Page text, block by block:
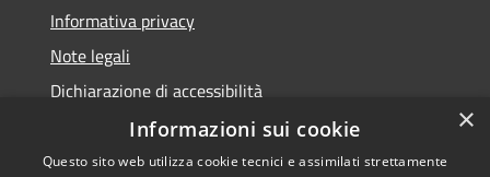
Informativa privacy
Note legali
Dichiarazione di accessibilità
×
Informazioni sui cookie
Questo sito web utilizza cookie tecnici e assimilati strettamente